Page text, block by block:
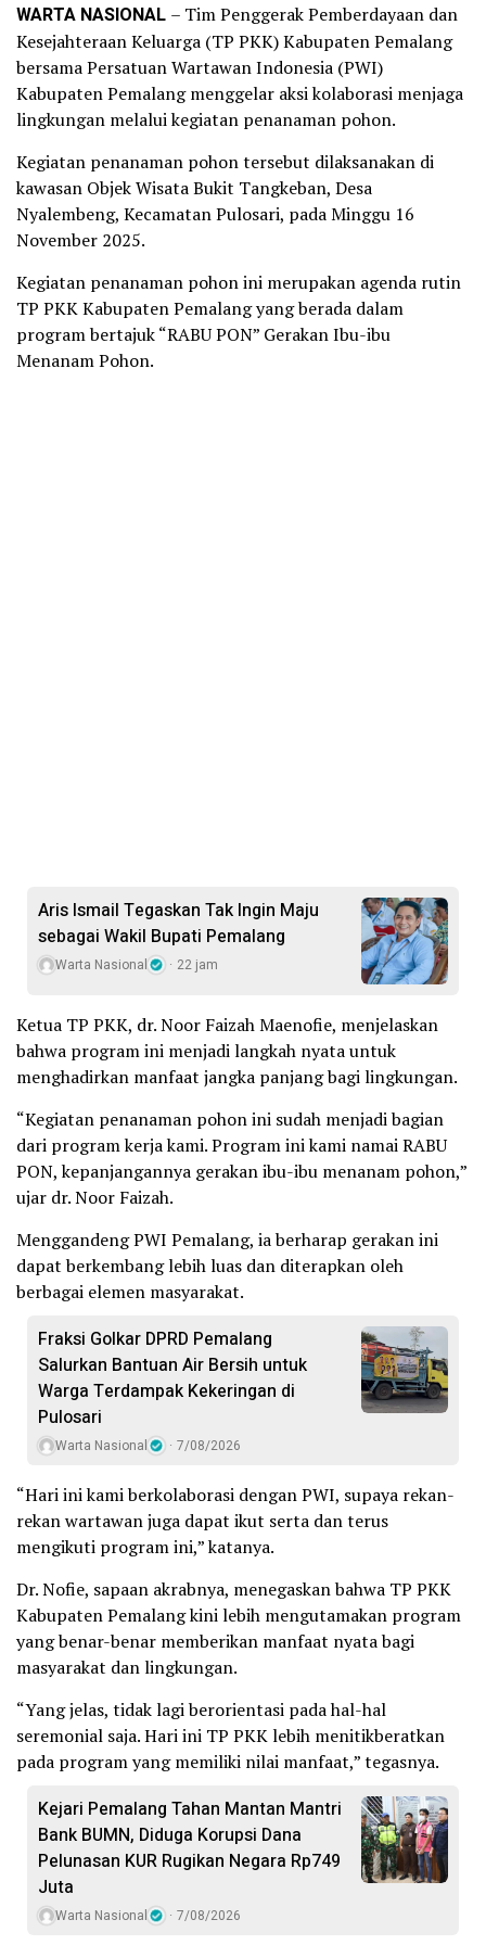
WARTA NASIONAL – Tim Penggerak Pemberdayaan dan
Kesejahteraan Keluarga (TP PKK) Kabupaten Pemalang
bersama Persatuan Wartawan Indonesia (PWI)
Kabupaten Pemalang menggelar aksi kolaborasi menjaga
lingkungan melalui kegiatan penanaman pohon.
Kegiatan penanaman pohon tersebut dilaksanakan di
kawasan Objek Wisata Bukit Tangkeban, Desa
Nyalembeng, Kecamatan Pulosari, pada Minggu 16
November 2025.
Kegiatan penanaman pohon ini merupakan agenda rutin
TP PKK Kabupaten Pemalang yang berada dalam
program bertajuk “RABU PON” Gerakan Ibu-ibu
Menanam Pohon.
Aris Ismail Tegaskan Tak Ingin Maju
sebagai Wakil Bupati Pemalang
Warta Nasional 22 jam
Ketua TP PKK, dr. Noor Faizah Maenofie, menjelaskan
bahwa program ini menjadi langkah nyata untuk
menghadirkan manfaat jangka panjang bagi lingkungan.
“Kegiatan penanaman pohon ini sudah menjadi bagian
dari program kerja kami. Program ini kami namai RABU
PON, kepanjangannya gerakan ibu-ibu menanam pohon,”
ujar dr. Noor Faizah.
Menggandeng PWI Pemalang, ia berharap gerakan ini
dapat berkembang lebih luas dan diterapkan oleh
berbagai elemen masyarakat.
Fraksi Golkar DPRD Pemalang
Salurkan Bantuan Air Bersih untuk
Warga Terdampak Kekeringan di
Pulosari
Warta Nasional 7/08/2026
“Hari ini kami berkolaborasi dengan PWI, supaya rekan-
rekan wartawan juga dapat ikut serta dan terus
mengikuti program ini,” katanya.
Dr. Nofie, sapaan akrabnya, menegaskan bahwa TP PKK
Kabupaten Pemalang kini lebih mengutamakan program
yang benar-benar memberikan manfaat nyata bagi
masyarakat dan lingkungan.
“Yang jelas, tidak lagi berorientasi pada hal-hal
seremonial saja. Hari ini TP PKK lebih menitikberatkan
pada program yang memiliki nilai manfaat,” tegasnya.
Kejari Pemalang Tahan Mantan Mantri
Bank BUMN, Diduga Korupsi Dana
Pelunasan KUR Rugikan Negara Rp749
Juta
Warta Nasional 7/08/2026